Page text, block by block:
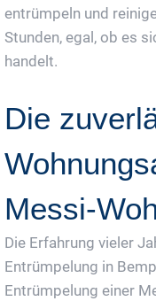
entrümpeln und
Stunden, egal, ob es
handelt.
Die
Messi-
Die Erfahrung vieler
Entrümpelung in
Entrümpelung einer